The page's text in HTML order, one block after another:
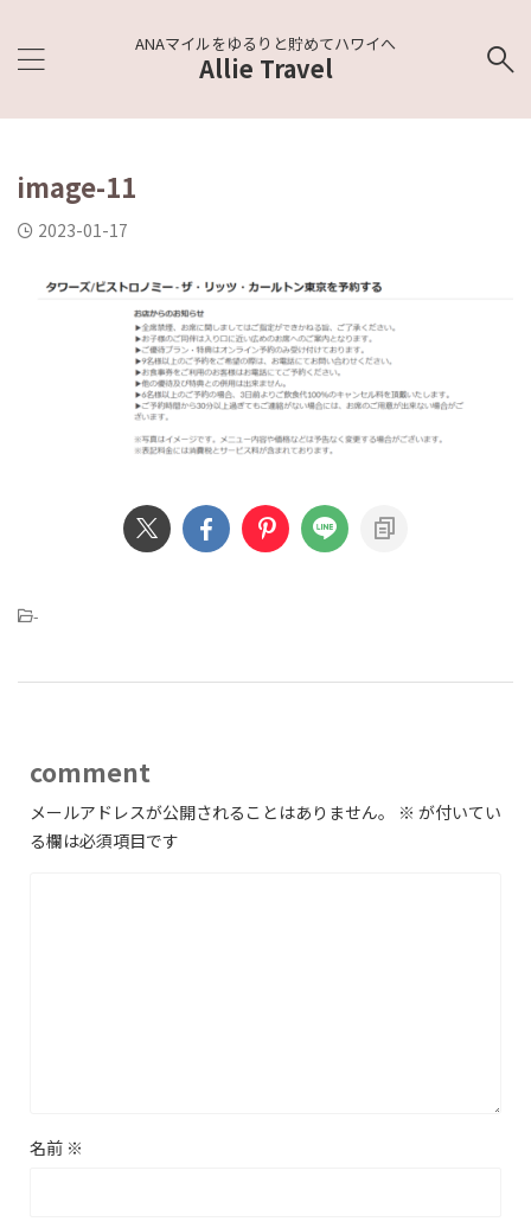
ANAマイルをゆるりと貯めてハワイへ
Allie Travel
image-11
2023-01-17
-
comment
メールアドレスが公開されることはありません。 ※ が付いてい
る欄は必須項目です
名前 ※